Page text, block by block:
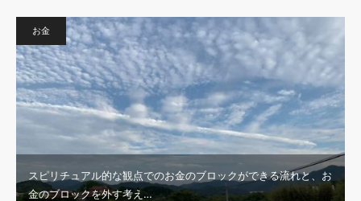
お金
スピリチュアル的な観点でのお金のブロックができる流れと、お
金のブロックを外す考え…